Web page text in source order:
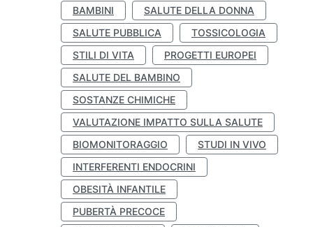
BAMBINI
SALUTE DELLA DONNA
SALUTE PUBBLICA
TOSSICOLOGIA
STILI DI VITA
PROGETTI EUROPEI
SALUTE DEL BAMBINO
SOSTANZE CHIMICHE
VALUTAZIONE IMPATTO SULLA SALUTE
BIOMONITORAGGIO
STUDI IN VIVO
INTERFERENTI ENDOCRINI
OBESITÀ INFANTILE
PUBERTÀ PRECOCE